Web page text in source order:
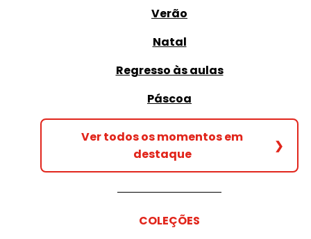
Verão
Natal
Regresso às aulas
Páscoa
Ver todos os momentos em
destaque
❯
COLEÇÕES